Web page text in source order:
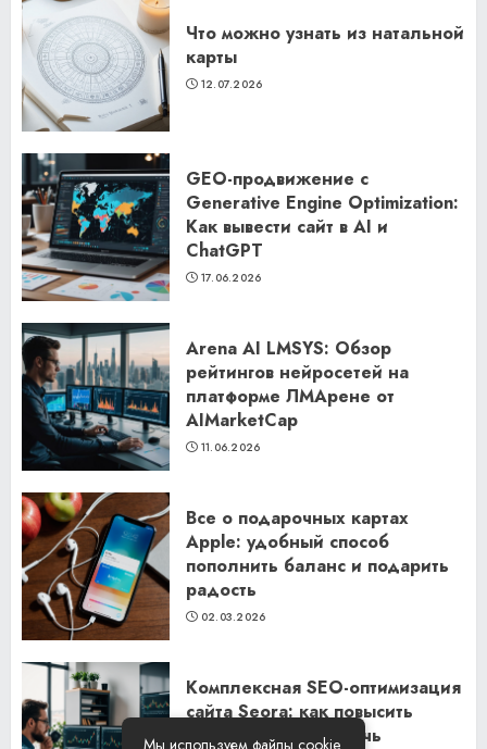
Что можно узнать из натальной
карты
12.07.2026
GEO-продвижение с
Generative Engine Optimization:
Как вывести сайт в AI и
ChatGPT
17.06.2026
Arena AI LMSYS: Обзор
рейтингов нейросетей на
платформе ЛМАрене от
AIMarketCap
11.06.2026
Все о подарочных картах
Apple: удобный способ
пополнить баланс и подарить
радость
02.03.2026
Комплексная SEO-оптимизация
сайта Seora: как повысить
видимость и привлечь
Мы используем файлы cookie.